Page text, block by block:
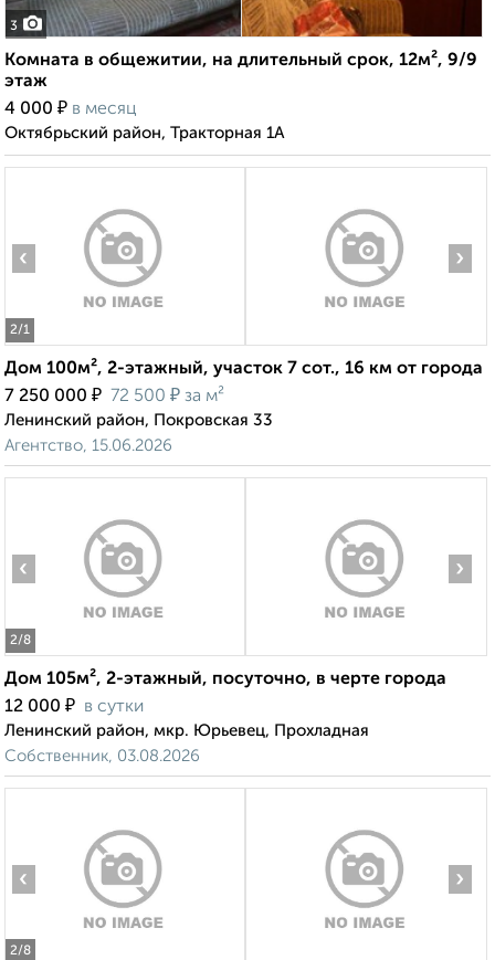
3
Комната в общежитии, на длительный срок, 12м², 9/9
этаж
4 000 ₽ в месяц
Октябрьский район, Тракторная 1А
2/1
‹ ›
Дом 100м², 2-этажный, участок 7 сот., 16 км от города
7 250 000 ₽ 72 500 ₽ за м²
Ленинский район, Покровская 33
Агентство, 15.06.2026
2/8
‹ ›
Дом 105м², 2-этажный, посуточно, в черте города
12 000 ₽ в сутки
Ленинский район, мкр. Юрьевец, Прохладная
Собственник, 03.08.2026
2/8
‹ ›